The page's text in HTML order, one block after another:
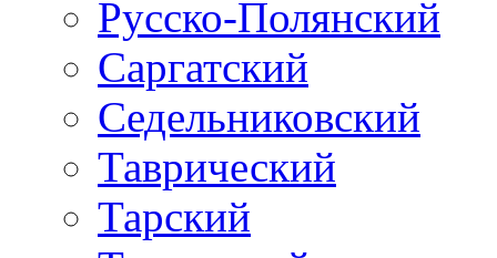
Русско-Полянский
Саргатский
Седельниковский
Таврический
Тарский